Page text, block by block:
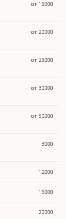
от 15000
от 20000
от 25000
от 30000
от 50000
3000
12000
15000
20000